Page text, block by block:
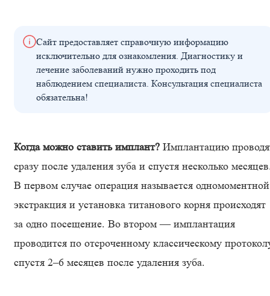
Сайт предоставляет справочную информацию
исключительно для ознакомления. Диагностику и
лечение заболеваний нужно проходить под
наблюдением специалиста. Консультация специалиста
обязательна!
Когда можно ставить имплант? Имплантацию
сразу после удаления зуба и спустя несколько
В первом случае операция называется
экстракция и установка титанового корня происходят
за одно посещение. Во втором — имплантация
проводится по отсроченному классическому
спустя 2–6 месяцев после удаления зуба.